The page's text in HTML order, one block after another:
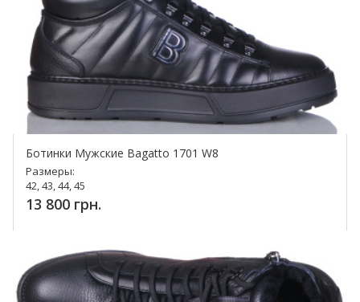
Ботинки Мужские Bagatto 1701 W8
Размеры:
42, 43, 44, 45
13 800 грн.